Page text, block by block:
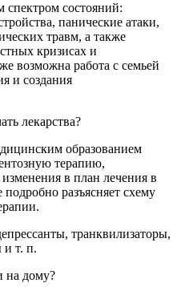
спектром состояний:
панические атаки,
травм, а также
кризисах и
возможна работа с семьей
и создания
лекарства?
образованием
терапию,
в план лечения в
разъясняет схему
транквилизаторы,
и т. п.
на дому?